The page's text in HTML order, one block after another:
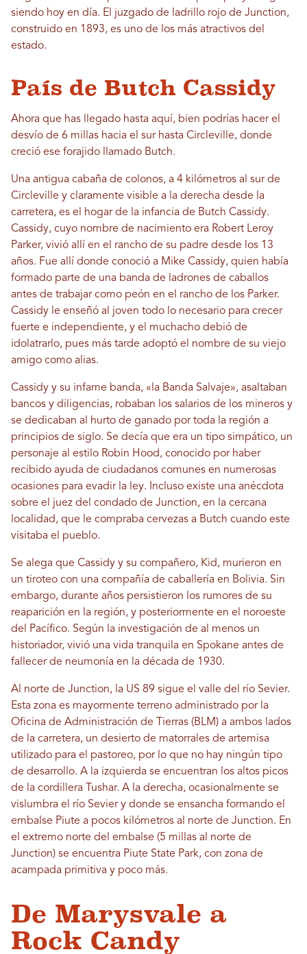
siendo hoy en día. El juzgado de ladrillo rojo de Junction,
construido en 1893, es uno de los más atractivos del
estado.
País de Butch Cassidy
Ahora que has llegado hasta aquí, bien podrías hacer el
desvío de 6 millas hacia el sur hasta Circleville, donde
creció ese forajido llamado Butch.
Una antigua cabaña de colonos, a 4 kilómetros al sur de
Circleville y claramente visible a la derecha desde la
carretera, es el hogar de la infancia de Butch Cassidy.
Cassidy, cuyo nombre de nacimiento era Robert Leroy
Parker, vivió allí en el rancho de su padre desde los 13
años. Fue allí donde conoció a Mike Cassidy, quien había
formado parte de una banda de ladrones de caballos
antes de trabajar como peón en el rancho de los Parker.
Cassidy le enseñó al joven todo lo necesario para crecer
fuerte e independiente, y el muchacho debió de
idolatrarlo, pues más tarde adoptó el nombre de su viejo
amigo como alias.
Cassidy y su infame banda, «la Banda Salvaje», asaltaban
bancos y diligencias, robaban los salarios de los mineros y
se dedicaban al hurto de ganado por toda la región a
principios de siglo. Se decía que era un tipo simpático, un
personaje al estilo Robin Hood, conocido por haber
recibido ayuda de ciudadanos comunes en numerosas
ocasiones para evadir la ley. Incluso existe una anécdota
sobre el juez del condado de Junction, en la cercana
localidad, que le compraba cervezas a Butch cuando este
visitaba el pueblo.
Se alega que Cassidy y su compañero, Kid, murieron en
un tiroteo con una compañía de caballería en Bolivia. Sin
embargo, durante años persistieron los rumores de su
reaparición en la región, y posteriormente en el noroeste
del Pacífico. Según la investigación de al menos un
historiador, vivió una vida tranquila en Spokane antes de
fallecer de neumonía en la década de 1930.
Al norte de Junction, la US 89 sigue el valle del río Sevier.
Esta zona es mayormente terreno administrado por la
Oficina de Administración de Tierras (BLM) a ambos lados
de la carretera, un desierto de matorrales de artemisa
utilizado para el pastoreo, por lo que no hay ningún tipo
de desarrollo. A la izquierda se encuentran los altos picos
de la cordillera Tushar. A la derecha, ocasionalmente se
vislumbra el río Sevier y donde se ensancha formando el
embalse Piute a pocos kilómetros al norte de Junction. En
el extremo norte del embalse (5 millas al norte de
Junction) se encuentra Piute State Park, con zona de
acampada primitiva y poco más.
De Marysvale a
Rock Candy